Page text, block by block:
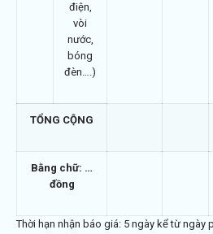
điện,
vòi
nước,
bóng
đèn….)
TỔNG CỘNG
Bằng chữ: …
đồng
Thời hạn nhận báo giá: 5 ngày kể từ ngày